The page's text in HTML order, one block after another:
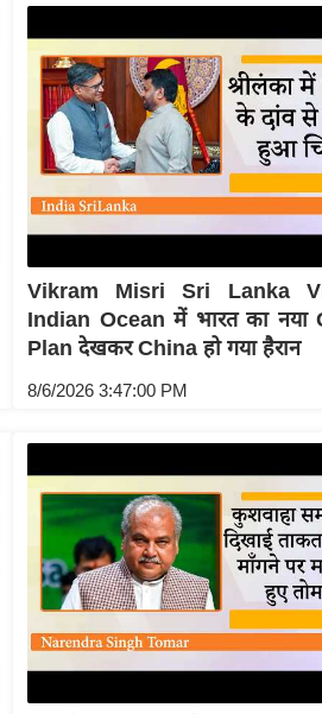
Vikram Misri Sri Lanka
Indian Ocean में भारत का नया
Plan देखकर China हो गया हैरान
8/6/2026 3:47:00 PM